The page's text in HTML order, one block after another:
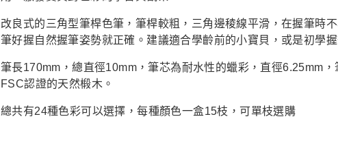
改良式的三角型筆桿色筆，筆桿較粗，三角邊稜線平滑，在握筆時
筆好握自然握筆姿勢就正確。建議適合學齡前的小寶貝，或是初學握
筆長170mm，總直徑10mm，筆芯為耐水性的蠟彩，直徑6.25mm
FSC認證的天然椴木。
總共有24種色彩可以選擇，每種顏色一盒15枝，可單枝選購